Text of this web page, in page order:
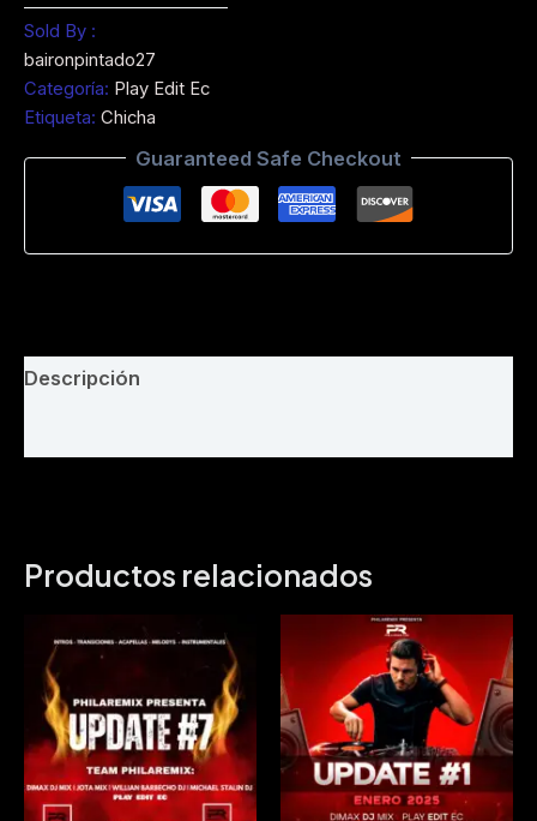
Mi-
Mente-
Estaras-
Orquesta
Vakana-
Clean
EC
Sold By :
baironpintado27
Categoría: Play Edit Ec
Etiqueta: Chicha
Guaranteed Safe Checkout
Descripción
Productos relacionados